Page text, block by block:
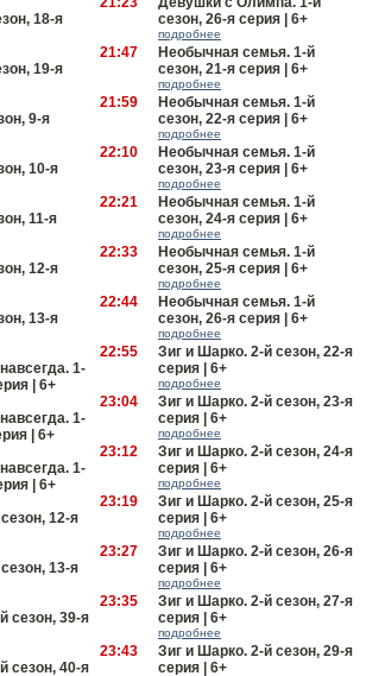
18-я
19-я
9-я
10-я
11-я
12-я
13-я
1-
| 6+
1-
| 6+
1-
| 6+
12-я
13-я
сезон, 39-я
сезон, 40-я
сезон, 26-я серия | 6+
подробнее
21:47
Необычная семья. 1-й
сезон, 21-я серия | 6+
подробнее
21:59
Необычная семья. 1-й
сезон, 22-я серия | 6+
подробнее
22:10
Необычная семья. 1-й
сезон, 23-я серия | 6+
подробнее
22:21
Необычная семья. 1-й
сезон, 24-я серия | 6+
подробнее
22:33
Необычная семья. 1-й
сезон, 25-я серия | 6+
подробнее
22:44
Необычная семья. 1-й
сезон, 26-я серия | 6+
подробнее
22:55
Зиг и Шарко. 2-й сезон, 22-я
серия | 6+
подробнее
23:04
Зиг и Шарко. 2-й сезон, 23-я
серия | 6+
подробнее
23:12
Зиг и Шарко. 2-й сезон, 24-я
серия | 6+
подробнее
23:19
Зиг и Шарко. 2-й сезон, 25-я
серия | 6+
подробнее
23:27
Зиг и Шарко. 2-й сезон, 26-я
серия | 6+
подробнее
23:35
Зиг и Шарко. 2-й сезон, 27-я
серия | 6+
подробнее
23:43
Зиг и Шарко. 2-й сезон, 29-я
серия | 6+